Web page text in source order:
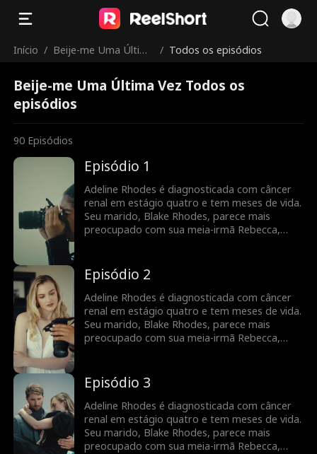
Início / Beije-me Uma Última
/ Todos os episódios
Beije-me Uma Última Vez Todos os
episódios
90 Episódios
Episódio 1
Adeline Rhodes é diagnosticada com câncer
renal em estágio quatro e tem meses de vida.
Seu marido, Blake Rhodes, parece mais
preocupado com sua meia-irmã Rebecca,
interesseira calculista, e ela acha que ele
nunca a amou. Tudo muda quando Blake
descobre que Adeline está morrendo, mas
pode ser tarde demais para ele dizer que
sempre foi ela quem ele amou.
Episódio 2
Adeline Rhodes é diagnosticada com câncer
renal em estágio quatro e tem meses de vida.
Seu marido, Blake Rhodes, parece mais
preocupado com sua meia-irmã Rebecca,
interesseira calculista, e ela acha que ele
nunca a amou. Tudo muda quando Blake
descobre que Adeline está morrendo, mas
pode ser tarde demais para ele dizer que
sempre foi ela quem ele amou.
Episódio 3
Adeline Rhodes é diagnosticada com câncer
renal em estágio quatro e tem meses de vida.
Seu marido, Blake Rhodes, parece mais
preocupado com sua meia-irmã Rebecca,